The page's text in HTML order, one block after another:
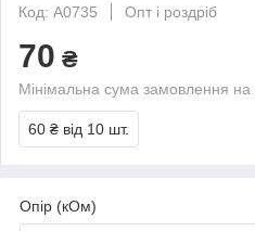
Код: A0735
Опт і роздріб
70 ₴
Мінімальна сума замовлення
60 ₴ від 10 шт.
Опір (кОм)